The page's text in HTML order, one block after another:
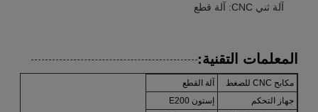
آلة ثني CNC: آلة قطع
المعلمات التقنية:
مكابح CNC للضغط
آلة القطع
جهاز التحكم
إستون E200